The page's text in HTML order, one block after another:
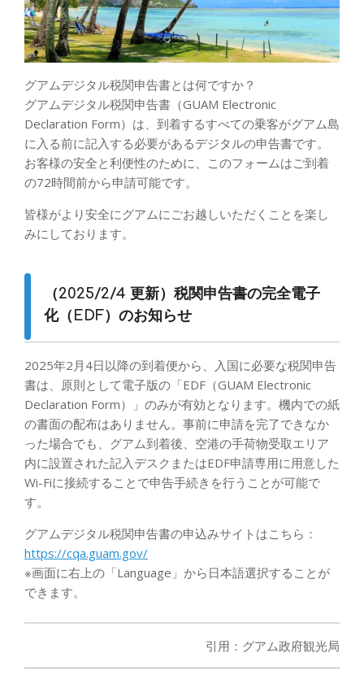
グアムデジタル税関申告書とは何ですか？
グアムデジタル税関申告書（GUAM Electronic
Declaration Form）は、到着するすべての乗客がグアム島
に入る前に記入する必要があるデジタルの申告書です。
お客様の安全と利便性のために、このフォームはご到着
の72時間前から申請可能です。
皆様がより安全にグアムにごお越しいただくことを楽し
みにしております。
（2025/2/4 更新）税関申告書の完全電子
化（EDF）のお知らせ
2025年2月4日以降の到着便から、入国に必要な税関申告
書は、原則として電子版の「EDF（GUAM Electronic
Declaration Form）」のみが有効となります。機内での紙
の書面の配布はありません。事前に申請を完了できなか
った場合でも、グアム到着後、空港の手荷物受取エリア
内に設置された記入デスクまたはEDF申請専用に用意した
Wi-Fiに接続することで申告手続きを行うことが可能で
す。
グアムデジタル税関申告書の申込みサイトはこちら：
https://cqa.guam.gov/
※画面に右上の「Language」から日本語選択することが
できます。
引用：グアム政府観光局